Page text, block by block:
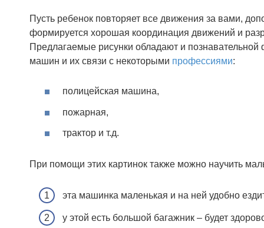
Пусть ребенок повторяет все движения за вами,
формируется хорошая координация движений и
Предлагаемые рисунки обладают и
машин и их связи с некоторыми профессиями:
полицейская машина,
пожарная,
трактор и т.д.
При помощи этих картинок также можно научить
эта машинка маленькая и на ней удобно
у этой есть большой багажник – будет